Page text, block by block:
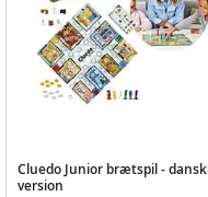
Cluedo Junior brætspil - dansk
version